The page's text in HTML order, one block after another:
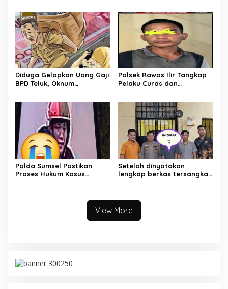
Jayaloka
Diduga Gelapkan Uang Gaji
BPD Teluk, Oknum
Polsek Rawas Ilir Tangkap
Pelaku Curas dan
Polda Sumsel Pastikan
Proses Hukum Kasus
Setelah dinyatakan
lengkap berkas tersangka
View More